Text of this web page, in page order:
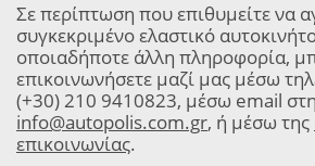
Σε περίπτωση που επιθυμείτε να
συγκεκριμένο ελαστικό
οποιαδήποτε άλλη πληροφορία,
επικοινωνήσετε μαζί μας μέσω
(+30) 210 9410823, μέσω email
info@autopolis.com.gr, ή μέσω της
επικοινωνίας.